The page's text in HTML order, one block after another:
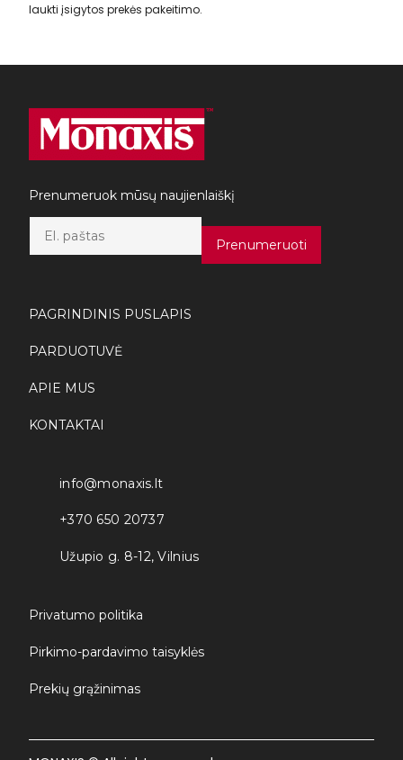
laukti įsigytos prekės pakeitimo.
Prenumeruok mūsų naujienlaiškį
*
Prenumeruoti
PAGRINDINIS PUSLAPIS
PARDUOTUVĖ
APIE MUS
KONTAKTAI
info@monaxis.lt
+370 650 20737
Užupio g. 8-12, Vilnius
Privatumo politika
Pirkimo-pardavimo taisyklės
Prekių grąžinimas